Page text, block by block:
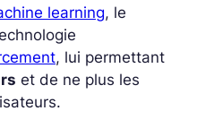
learning, le
, lui permettant
et de ne plus les